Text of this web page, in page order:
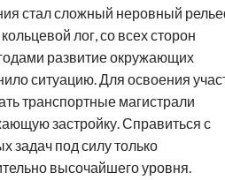
стал сложный неровный
лог, со всех сторон
развитие окружающих
ситуацию. Для освоения
транспортные магистрали
застройку. Справиться с
задач под силу только
высочайшего уровня.